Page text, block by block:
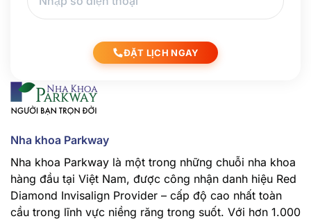
ĐẶT LỊCH NGAY
Nha khoa Parkway
Nha khoa Parkway là một trong những chuỗi nha khoa
hàng đầu tại Việt Nam, được công nhận danh hiệu Red
Diamond Invisalign Provider – cấp độ cao nhất toàn
cầu trong lĩnh vực niềng răng trong suốt. Với hơn 1.000